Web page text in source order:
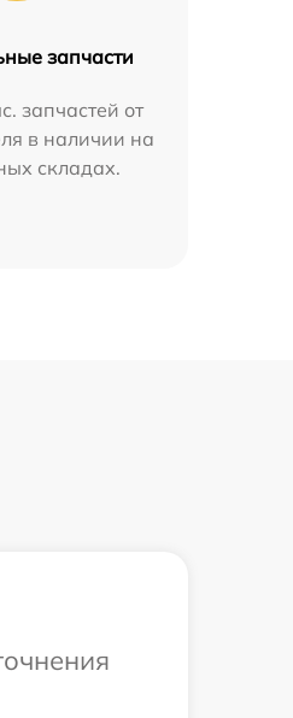
запчасти
запчастей от
в наличии на
складах.